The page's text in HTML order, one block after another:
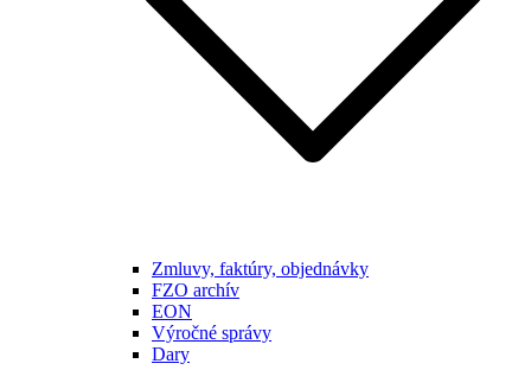
Zmluvy, faktúry, objednávky
FZO archív
EON
Výročné správy
Dary